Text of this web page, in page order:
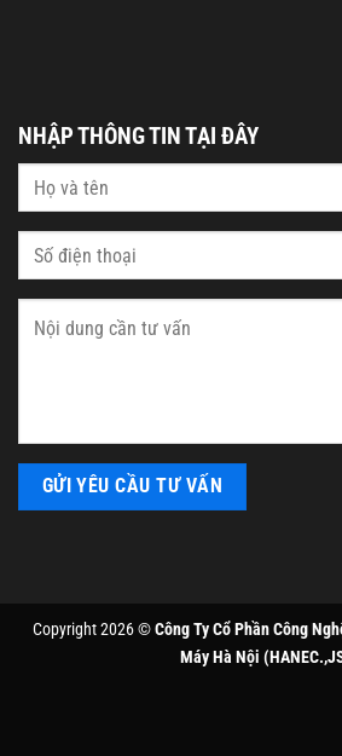
NHẬP THÔNG TIN TẠI ĐÂY
Copyright 2026 ©Công Ty Cổ Phần Công
Máy Hà Nội